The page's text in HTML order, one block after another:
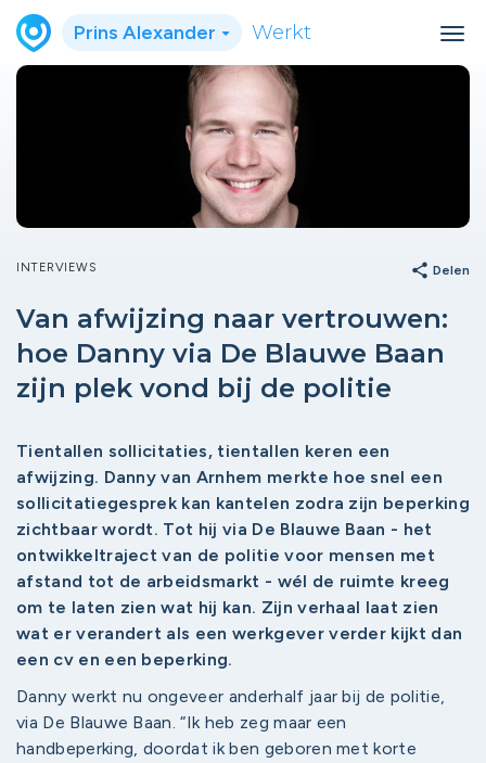
Prins Alexander Werkt
INTERVIEWS share Delen
Van afwijzing naar vertrouwen:
hoe Danny via De Blauwe Baan
zijn plek vond bij de politie
Tientallen sollicitaties, tientallen keren een
afwijzing. Danny van Arnhem merkte hoe snel een
sollicitatiegesprek kan kantelen zodra zijn beperking
zichtbaar wordt. Tot hij via De Blauwe Baan - het
ontwikkeltraject van de politie voor mensen met
afstand tot de arbeidsmarkt - wél de ruimte kreeg
om te laten zien wat hij kan. Zijn verhaal laat zien
wat er verandert als een werkgever verder kijkt dan
een cv en een beperking.
Danny werkt nu ongeveer anderhalf jaar bij de politie,
via De Blauwe Baan. “Ik heb zeg maar een
handbeperking, doordat ik ben geboren met korte